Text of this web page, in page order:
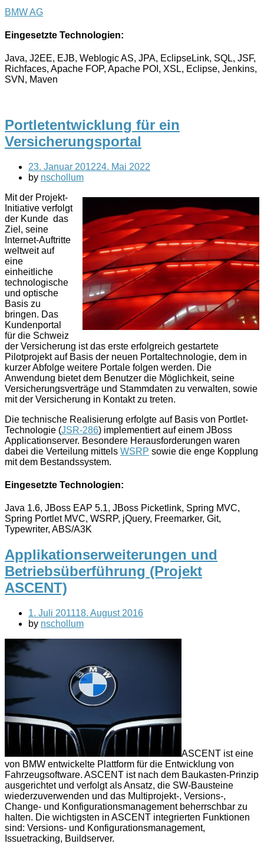
BMW AG
Eingesetzte Technologien:
Java, J2EE, EJB, Weblogic AS, JPA, EclipseLink, SQL, JSF,
Richfaces, Apache FOP, Apache POI, XSL, Eclipse, Jenkins,
SVN, Maven
Portletentwicklung für ein
Versicherungsportal
23. Januar 201224. Mai 2022
by nschollum
Mit der Projekt-
Initiative verfolgt
der Kunde das
Ziel, seine
Internet-Auftritte
weltweit auf
eine
einheitliche
technologische
und optische
Basis zu
bringen. Das
Kundenportal
für die Schweiz
der Versicherung ist das erste erfolgreich gestartete
Pilotprojekt auf Basis der neuen Portaltechnologie, dem in
kurzer Abfolge weitere Portale folgen werden. Die
Anwendung bietet dem Benutzer die Möglichkeit, seine
Versicherungsverträge und Stammdaten zu verwalten, sowie
mit der Versicherung in Kontakt zu treten.
Die technische Realisierung erfolgte auf Basis von Portlet-
Technologie (JSR-286) implementiert auf einem JBoss
Applicationserver. Besondere Herausforderungen waren
dabei die Verteilung mittels WSRP sowie die enge Kopplung
mit dem Bestandssystem.
Eingesetzte Technologien:
Java 1.6, JBoss EAP 5.1, JBoss Picketlink, Spring MVC,
Spring Portlet MVC, WSRP, jQuery, Freemarker, Git,
Typewriter, ABS/A3K
Applikationserweiterungen und
Betriebsüberführung (Projekt
ASCENT)
1. Juli 201118. August 2016
by nschollum
ASCENT ist eine
von BMW entwickelte Plattform für die Entwicklung von
Fahrzeugsoftware. ASCENT ist nach dem Baukasten-Prinzip
ausgerichtet und verfolgt als Ansatz, die SW-Bausteine
wiederzuverwenden und das Multiprojekt-, Versions-,
Change- und Konfigurationsmanagement beherrschbar zu
halten. Die wichtigsten in ASCENT integrierten Funktionen
sind: Versions- und Konfigurationsmanagement,
Issuetracking, Buildserver.